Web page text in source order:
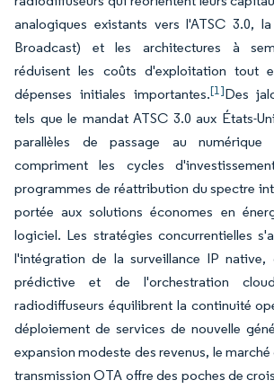
analogiques existants vers l'ATSC 3.0,
Broadcast) et les architectures à
réduisent les coûts d'exploitation tout
dépenses initiales importantes.[1]Des
tels que le mandat ATSC 3.0 aux États-
parallèles de passage au numérique
compriment les cycles
programmes de réattribution du spectre
portée aux solutions économes en
logiciel. Les stratégies concurrentielles
l'intégration de la surveillance IP native,
prédictive et de l'orchestration
radiodiffuseurs équilibrent la continuité
déploiement de services de nouvelle
expansion modeste des revenus, le
transmission OTA offre des poches de